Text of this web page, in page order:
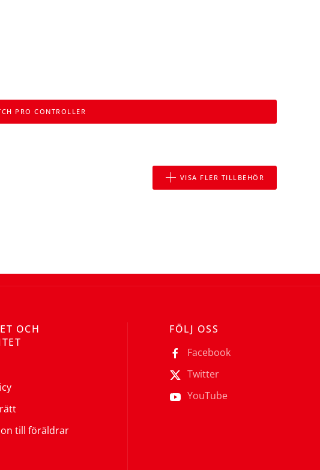
PRO CONTROLLER
VISA FLER TILLBEHÖR
OCH
till föräldrar
FÖLJ OSS
Facebook
Twitter
YouTube